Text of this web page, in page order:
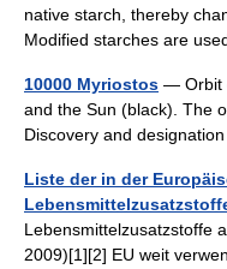
native starch, thereby
Modified starches are
10000 Myriostos — Orbit
and the Sun (black). The
Discovery and
Liste der in der
Lebensmittelzusatzstoffe
2009)[1][2] EU weit